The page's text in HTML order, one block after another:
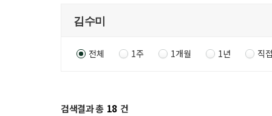
전체 1주 1개월 1년 직
검색결과 총 18 건